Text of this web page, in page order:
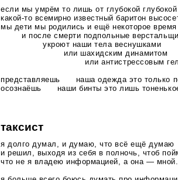
если мы умрём то лишь от глубокой
какой-то всемирно известный баритон
мы дети мы родились и ещё некоторое
и после смерти подпольные
укроют наши тела веснушками
или шахидским динамитом
или антистрессовым гелем
представляешь наша одежда это только
осознаёшь наши бинты это лишь
таксист
я долго думал, и думаю, что всё ещё думаю
и решил, выходя из себя в полночь, чтоб
что не я владею информацией, а она — мной.